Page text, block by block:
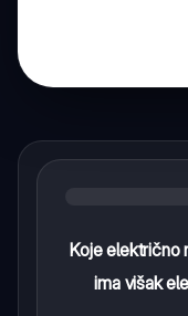
Koje električno
ima višak